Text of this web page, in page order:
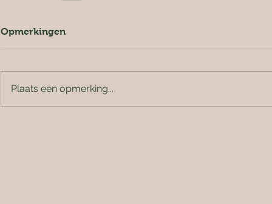
Opmerkingen
Plaats een opmerking...